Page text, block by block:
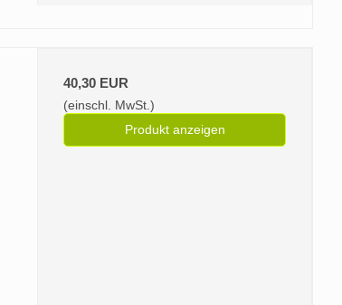
40,30 EUR
(einschl. MwSt.)
Produkt anzeigen